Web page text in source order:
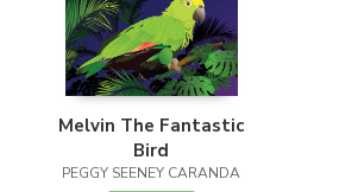
Melvin The Fantastic
Bird
PEGGY SEENEY CARANDA